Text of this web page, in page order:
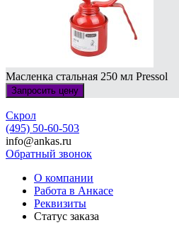
Масленка стальная 250 мл Pressol
Запросить цену
Скрол
(495) 50-60-503
info@ankas.ru
Обратный звонок
О компании
Работа в Анкасе
Реквизиты
Статус заказа